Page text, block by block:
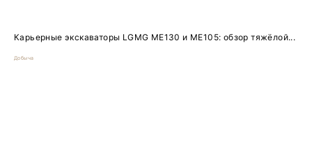
Карьерные экскаваторы LGMG ME130 и ME105: обзор тяжёлой...
Добыча